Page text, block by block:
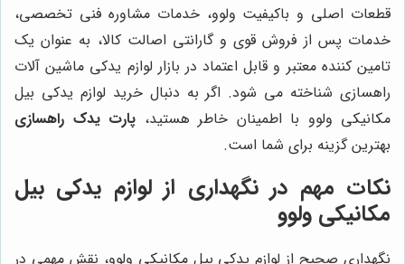
قطعات اصلی و باکیفیت ولوو، خدمات مشاوره فنی تخصصی،
خدمات پس از فروش قوی و گارانتی اصالت کالا، به عنوان یک
تامین کننده معتبر و قابل اعتماد در بازار لوازم یدکی ماشین آلات
راهسازی شناخته می شود. اگر به دنبال خرید لوازم یدکی بیل
مکانیکی ولوو با اطمینان خاطر هستید، پارت یدک راهسازی
بهترین گزینه برای شما است.
نکات مهم در نگهداری از لوازم یدکی بیل
مکانیکی ولوو
نگهداری صحیح از لوازم یدکی بیل مکانیکی ولوو، نقش مهمی در